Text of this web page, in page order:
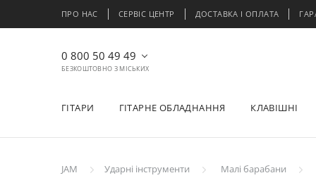
ПРО НАС СЕРВІС ЦЕНТР ДОСТАВКА І ОПЛАТА
0 800 50 49 49
БЕЗКОШТОВНО З МІСЬКИХ
ГІТАРИ ГІТАРНЕ ОБЛАДНАННЯ КЛАВІШНІ
JAM Ударні інструменти Малі барабани